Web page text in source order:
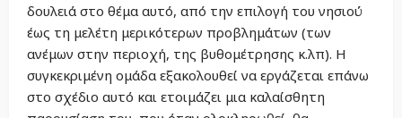
δουλειά στο θέμα αυτό, από την επιλογή του νησιού
έως τη μελέτη μερικότερων προβλημάτων (των
ανέμων στην περιοχή, της βυθομέτρησης κ.λπ). Η
συγκεκριμένη ομάδα εξακολουθεί να εργάζεται επάνω
στο σχέδιο αυτό και ετοιμάζει μια καλαίσθητη